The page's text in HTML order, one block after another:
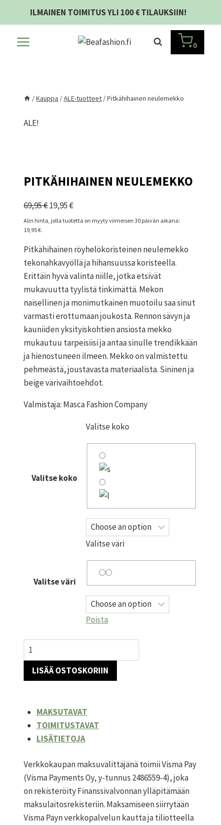
ILMAINEN TOIMITUS YLI 100 € TILAUKSIIN!
0
/Kauppa /ALE-tuotteet /Pitkähihainen neulemekko
ALE!
PITKÄHIHAINEN NEULEMEKKO
69,95€Alkuperäinen
hinta
69,95 €.
19,95€Nykyinen
hinta
19,95 €.
Alin hinta, jolla tuotetta on myyty viimeisen 30 päivän aikana:
19,95€.
Pitkähihainen röyhelökoristeinen neulemekko
tekonahkavyöllä ja hihansuussa koristeella.
Erittäin hyvä valinta niille, jotka etsivät
mukavuutta tyylistä tinkimättä. Mekon
naisellinen ja monimutkainen muotoilu saa sinut
varmasti erottumaan joukosta. Rennon sävyn ja
kauniiden yksityiskohtien ansiosta mekko
mukautuu tarpeisiisi ja antaa sinulle trendikkään
ja hienostuneen ilmeen. Mekko on valmistettu
pehmeästä, joustavasta materiaalista. Sininen ja
beige värivaihtoehdot.
Valmistaja: Masca Fashion Company
Valitse koko
Valitse koko
Valitse väri
Valitse väri
Poista
Pitkähihainen
neulemekko
määrä
LISÄÄ OSTOSKORIIN
MAKSUTAVAT
TOIMITUSTAVAT
LISÄTIETOJA
Verkkokaupan maksuvälittäjänä toimii Visma Pay
(Visma Payments Oy, y-tunnus 2486559-4), joka
on rekisteröity Finanssivalvonnan ylläpitämään
maksulaitosrekisteriin. Maksamiseen siirrytään
Visma Payn verkkopalvelun kautta ja tiliotteella